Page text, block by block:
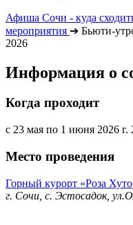
Афиша Сочи - куда
мероприятия ➔ Бьюти-
2026
Информация о
Когда проходит
с 23 мая по 1 июня 2026 г.
Место проведения
Горный курорт «Роза
г. Сочи, с. Эстосадок,